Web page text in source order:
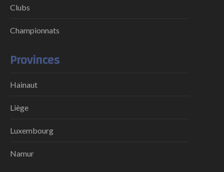
Clubs
Championnats
Provinces
Hainaut
Liège
Luxembourg
Namur